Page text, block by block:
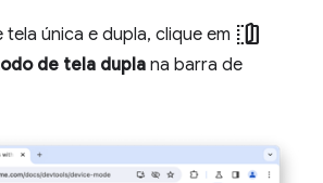
única e dupla, clique em devices_fold
de tela dupla na barra de